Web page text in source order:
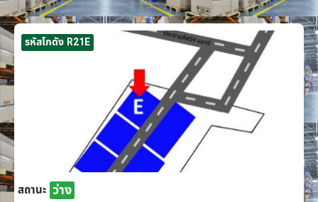
รหัสโกดัง R21E
สถานะ ว่าง